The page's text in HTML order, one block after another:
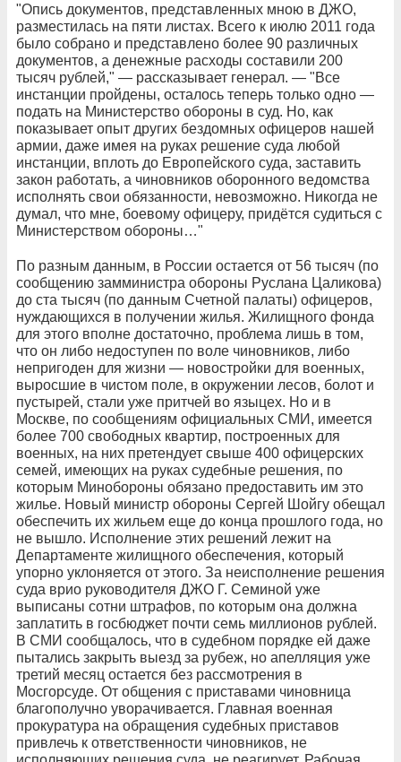
"Опись документов, представленных мною в ДЖО,
разместилась на пяти листах. Всего к июлю 2011 года
было собрано и представлено более 90 различных
документов, а денежные расходы составили 200
тысяч рублей," — рассказывает генерал. — "Все
инстанции пройдены, осталось теперь только одно —
подать на Министерство обороны в суд. Но, как
показывает опыт других бездомных офицеров нашей
армии, даже имея на руках решение суда любой
инстанции, вплоть до Европейского суда, заставить
закон работать, а чиновников оборонного ведомства
исполнять свои обязанности, невозможно. Никогда не
думал, что мне, боевому офицеру, придётся судиться с
Министерством обороны…"
По разным данным, в России остается от 56 тысяч (по
сообщению замминистра обороны Руслана Цаликова)
до ста тысяч (по данным Счетной палаты) офицеров,
нуждающихся в получении жилья. Жилищного фонда
для этого вполне достаточно, проблема лишь в том,
что он либо недоступен по воле чиновников, либо
непригоден для жизни — новостройки для военных,
выросшие в чистом поле, в окружении лесов, болот и
пустырей, стали уже притчей во языцех. Но и в
Москве, по сообщениям официальных СМИ, имеется
более 700 свободных квартир, построенных для
военных, на них претендует свыше 400 офицерских
семей, имеющих на руках судебные решения, по
которым Минобороны обязано предоставить им это
жилье. Новый министр обороны Сергей Шойгу обещал
обеспечить их жильем еще до конца прошлого года, но
не вышло. Исполнение этих решений лежит на
Департаменте жилищного обеспечения, который
упорно уклоняется от этого. За неисполнение решения
суда врио руководителя ДЖО Г. Семиной уже
выписаны сотни штрафов, по которым она должна
заплатить в госбюджет почти семь миллионов рублей.
В СМИ сообщалось, что в судебном порядке ей даже
пытались закрыть выезд за рубеж, но апелляция уже
третий месяц остается без рассмотрения в
Мосгорсуде. От общения с приставами чиновница
благополучно уворачивается. Главная военная
прокуратура на обращения судебных приставов
привлечь к ответственности чиновников, не